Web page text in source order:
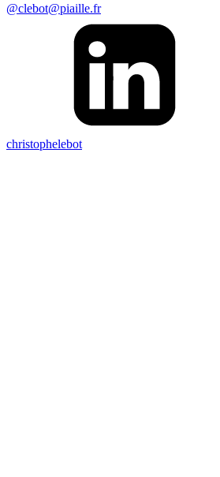
@clebot@piaille.fr
christophelebot